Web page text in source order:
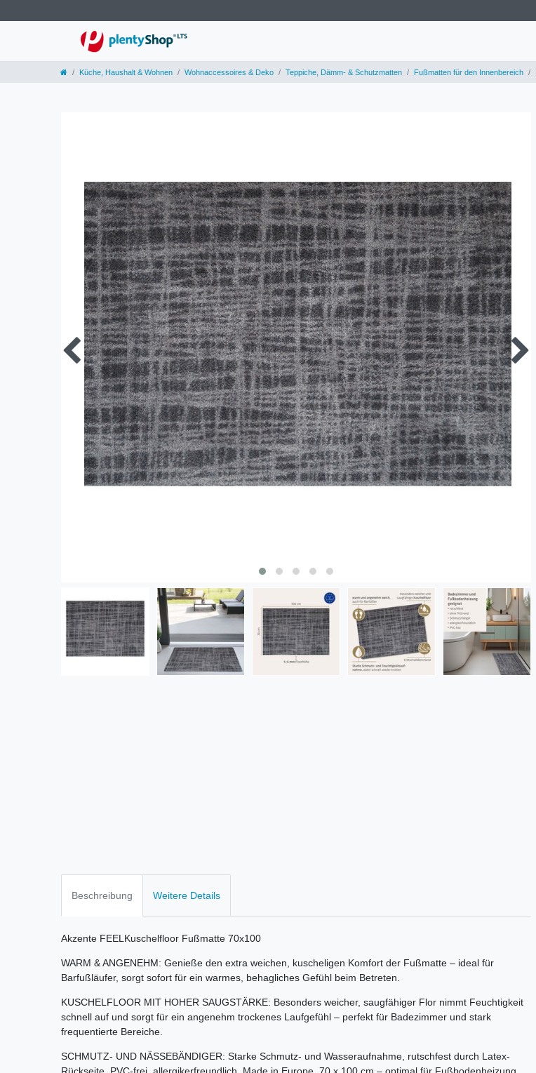
Küche, Haushalt & Wohnen Wohnaccessoires & Deko Teppiche, Dämm- & Schutzmatten Fußmatten für den Innenbereich
Beschreibung Weitere Details
Akzente FEELKuschelfloor Fußmatte 70x100
WARM & ANGENEHM: Genieße den extra weichen, kuscheligen Komfort der Fußmatte – ideal für
Barfußläufer, sorgt sofort für ein warmes, behagliches Gefühl beim Betreten.
KUSCHELFLOOR MIT HOHER SAUGSTÄRKE: Besonders weicher, saugfähiger Flor nimmt Feuchtigkeit
schnell auf und sorgt für ein angenehm trockenes Laufgefühl – perfekt für Badezimmer und stark
frequentierte Bereiche.
SCHMUTZ- UND NÄSSEBÄNDIGER: Starke Schmutz- und Wasseraufnahme, rutschfest durch Latex-
Rückseite, PVC-frei, allergikerfreundlich, Made in Europe, 70 x 100 cm – optimal für Fußbodenheizung